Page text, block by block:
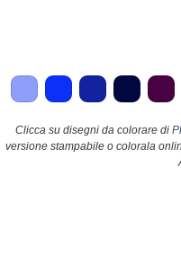
Clicca su disegni da colorare di
versione stampabile o colorala